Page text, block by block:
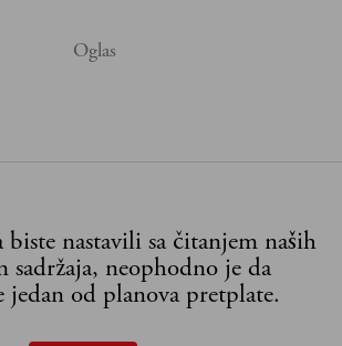
biste nastavili sa čitanjem naših
sadržaja, neophodno je da
jedan od planova pretplate.